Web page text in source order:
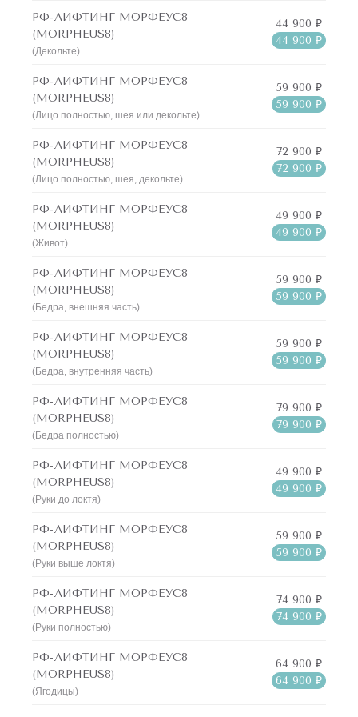
РФ-ЛИФТИНГ МОРФЕУС8
(MORPHEUS8)
(Декольте)
44 900 ₽
44 900 ₽
РФ-ЛИФТИНГ МОРФЕУС8
(MORPHEUS8)
(Лицо полностью, шея или декольте)
59 900 ₽
59 900 ₽
РФ-ЛИФТИНГ МОРФЕУС8
(MORPHEUS8)
(Лицо полностью, шея, декольте)
72 900 ₽
72 900 ₽
РФ-ЛИФТИНГ МОРФЕУС8
(MORPHEUS8)
(Живот)
49 900 ₽
49 900 ₽
РФ-ЛИФТИНГ МОРФЕУС8
(MORPHEUS8)
(Бедра, внешняя часть)
59 900 ₽
59 900 ₽
РФ-ЛИФТИНГ МОРФЕУС8
(MORPHEUS8)
(Бедра, внутренняя часть)
59 900 ₽
59 900 ₽
РФ-ЛИФТИНГ МОРФЕУС8
(MORPHEUS8)
(Бедра полностью)
79 900 ₽
79 900 ₽
РФ-ЛИФТИНГ МОРФЕУС8
(MORPHEUS8)
(Руки до локтя)
49 900 ₽
49 900 ₽
РФ-ЛИФТИНГ МОРФЕУС8
(MORPHEUS8)
(Руки выше локтя)
59 900 ₽
59 900 ₽
РФ-ЛИФТИНГ МОРФЕУС8
(MORPHEUS8)
(Руки полностью)
74 900 ₽
74 900 ₽
РФ-ЛИФТИНГ МОРФЕУС8
(MORPHEUS8)
(Ягодицы)
64 900 ₽
64 900 ₽